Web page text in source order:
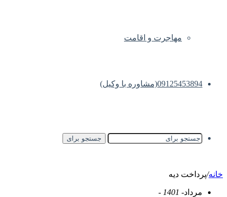
مهاجرت و اقامت
09125453894(مشاوره با وکیل)
جستجو برای
خانه/پرداخت دیه
مرداد- 1401 -